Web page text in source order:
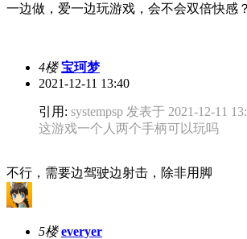
一边做，爱一边玩游戏，会不会双倍快感？
4楼 宝珂梦
2021-12-11 13:40
引用: systempsp 发表于 2021-12-11
这游戏一个人两个手柄可以玩吗
不行，需要边驾驶边射击，除非用脚
5楼 everyer